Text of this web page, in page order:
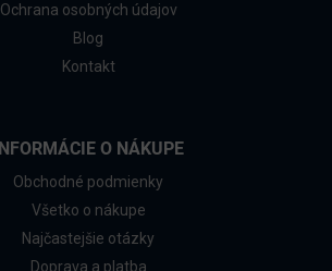
Ochrana osobných údajov
Blog
Kontakt
INFORMÁCIE O NÁKUPE
Obchodné podmienky
Všetko o nákupe
Najčastejšie otázky
Doprava a platba